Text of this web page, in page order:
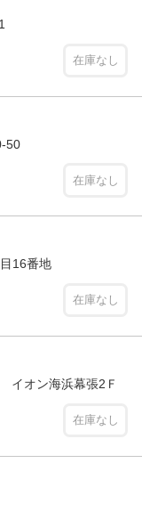
在庫なし
50
在庫なし
16番地
在庫なし
オン海浜幕張2Ｆ
在庫なし